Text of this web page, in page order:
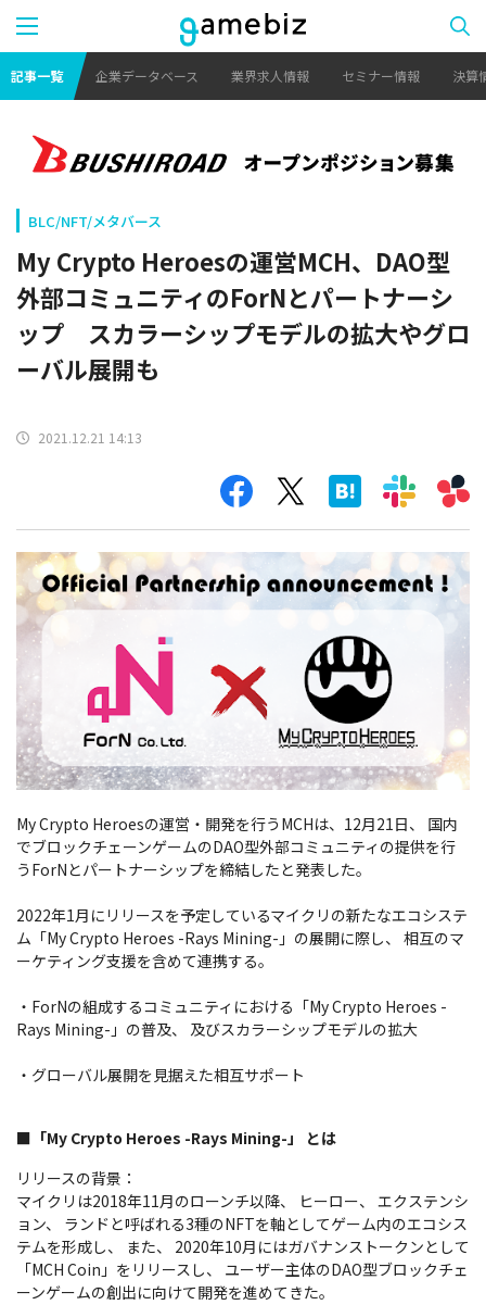
記事一覧 企業データベース 業界求人情報 セミナー情報 決算
BLC/NFT/メタバース
My Crypto Heroesの運営MCH、DAO型
外部コミュニティのForNとパートナーシ
ップ スカラーシップモデルの拡大やグロ
ーバル展開も
2021.12.21 14:13
My Crypto Heroesの運営・開発を行うMCHは、12月21日、 国内
でブロックチェーンゲームのDAO型外部コミュニティの提供を行
うForNとパートナーシップを締結したと発表した。
2022年1月にリリースを予定しているマイクリの新たなエコシステ
ム「My Crypto Heroes -Rays Mining-」の展開に際し、 相互のマ
ーケティング支援を含めて連携する。
・ForNの組成するコミュニティにおける「My Crypto Heroes -
Rays Mining-」の普及、 及びスカラーシップモデルの拡大
・グローバル展開を見据えた相互サポート
■「My Crypto Heroes -Rays Mining-」 とは
リリースの背景：
マイクリは2018年11月のローンチ以降、 ヒーロー、 エクステンシ
ョン、 ランドと呼ばれる3種のNFTを軸としてゲーム内のエコシス
テムを形成し、 また、 2020年10月にはガバナンストークンとして
「MCH Coin」をリリースし、 ユーザー主体のDAO型ブロックチェ
ーンゲームの創出に向けて開発を進めてきた。